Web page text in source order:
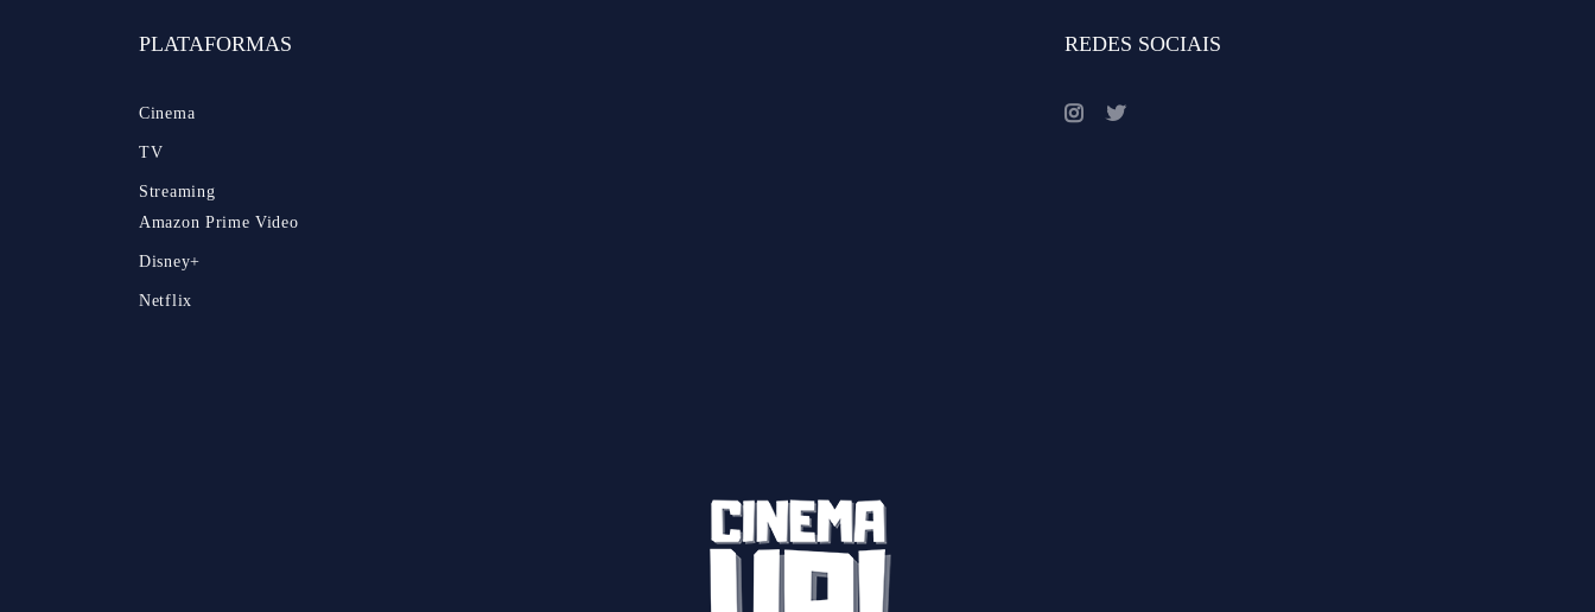
PLATAFORMAS
Cinema
TV
Streaming
Amazon Prime Video
Disney+
Netflix
REDES SOCIAIS